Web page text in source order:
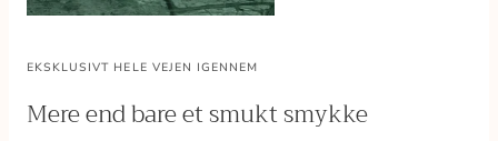
EKSKLUSIVT HELE VEJEN IGENNEM
Mere end bare et smukt smykke